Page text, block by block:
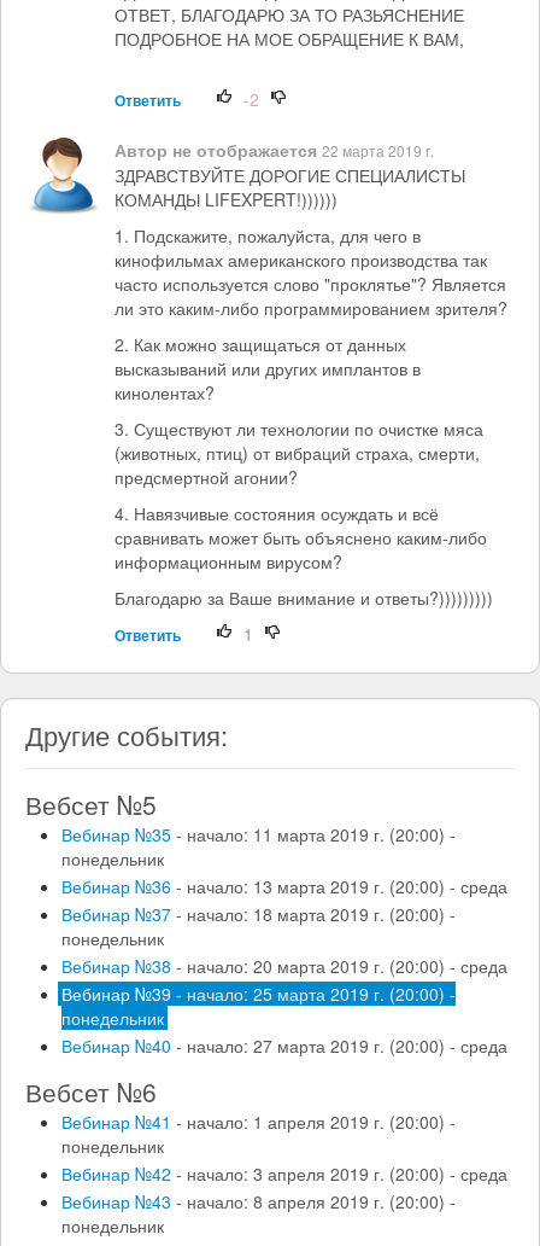
ОТВЕТ, БЛАГОДАРЮ ЗА ТО РАЗЬЯСНЕНИЕ
ПОДРОБНОЕ НА МОЕ ОБРАЩЕНИЕ К ВАМ,
Ответить -2
Автор не отображается 22 марта 2019 г.
ЗДРАВСТВУЙТЕ ДОРОГИЕ СПЕЦИАЛИСТЫ
КОМАНДЫ LIFEXPERT!))))))
1. Подскажите, пожалуйста, для чего в
кинофильмах американского производства так
часто используется слово "проклятье"? Является
ли это каким-либо программированием зрителя?
2. Как можно защищаться от данных
высказываний или других имплантов в
кинолентах?
3. Существуют ли технологии по очистке мяса
(животных, птиц) от вибраций страха, смерти,
предсмертной агонии?
4. Навязчивые состояния осуждать и всё
сравнивать может быть объяснено каким-либо
информационным вирусом?
Благодарю за Ваше внимание и ответы?)))))))))
Ответить 1
Другие события:
Вебсет №5
Вебинар №35 - начало: 11 марта 2019 г. (20:00) -
понедельник
Вебинар №36 - начало: 13 марта 2019 г. (20:00) - среда
Вебинар №37 - начало: 18 марта 2019 г. (20:00) -
понедельник
Вебинар №38 - начало: 20 марта 2019 г. (20:00) - среда
Вебинар №39 - начало: 25 марта 2019 г. (20:00) -
понедельник
Вебинар №40 - начало: 27 марта 2019 г. (20:00) - среда
Вебсет №6
Вебинар №41 - начало: 1 апреля 2019 г. (20:00) -
понедельник
Вебинар №42 - начало: 3 апреля 2019 г. (20:00) - среда
Вебинар №43 - начало: 8 апреля 2019 г. (20:00) -
понедельник